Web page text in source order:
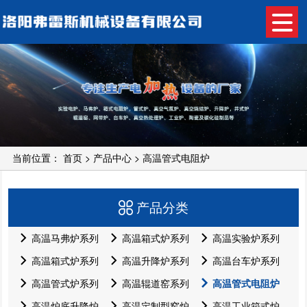
当前位置： 首页> 产品中心> 高温管式电阻炉
产品分类
高温马弗炉系列 高温箱式炉系列
高温实验炉系列
高温箱式炉系列
高温升降炉系列
高温台车炉系列
高温管式炉系列
高温辊道窑系列
高温管式电阻炉